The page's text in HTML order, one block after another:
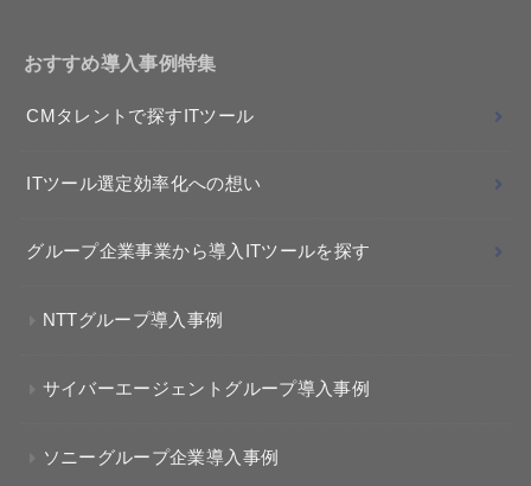
おすすめ導入事例特集
CMタレントで探すITツール
ITツール選定効率化への想い
グループ企業事業から導入ITツールを探す
NTTグループ導入事例
サイバーエージェントグループ導入事例
ソニーグループ企業導入事例